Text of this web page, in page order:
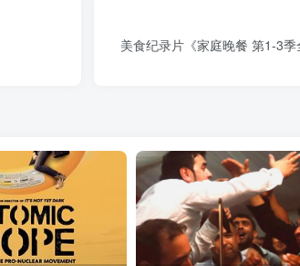
美食纪录片《家庭晚餐 第1-3